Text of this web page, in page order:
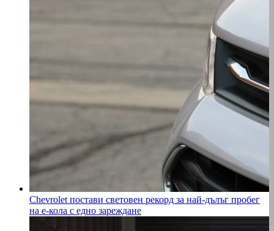
Chevrolet постави световен рекорд за най-дълъг пробег
на е-кола с едно зареждане